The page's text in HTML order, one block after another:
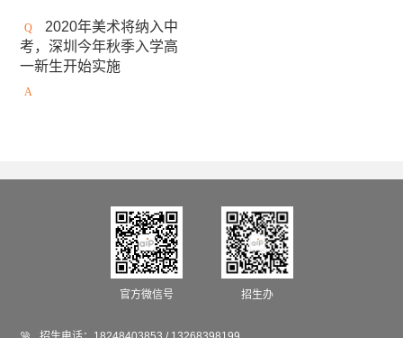
澳大利亚西澳大学
澳大利亚格里菲斯大学
法国高等视觉传媒学院 法国工艺美术学院
加拿大圣克莱尔学院 加拿大康尼斯托加理工学院
英国利兹大学 马兰戈尼学院（伦敦校区）
英国伯恩茅斯大学 温布尔登艺术学院
英国南安普顿大学
2020年美术将纳入中
考，深圳今年秋季入学高
一新生开始实施
官方微信号 招生办